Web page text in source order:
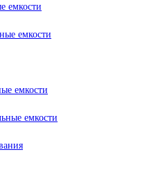
емкости
емкости
емкости
емкости